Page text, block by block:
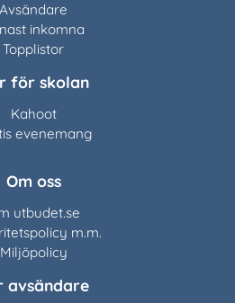
Avsändare
inkomna
Topplistor
för skolan
Kahoot
evenemang
Om oss
utbudet.se
m.m.
Miljöpolicy
avsändare